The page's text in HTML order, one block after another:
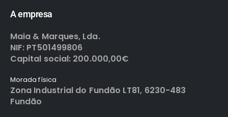
A empresa
Maia & Marques, Lda.
NIF: PT501499806
Capital social: 200.000,00€
Morada física
Zona Industrial do Fundão LT81, 6230-483
Fundão